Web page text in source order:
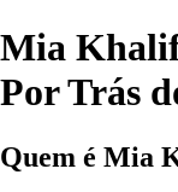
Mia
Por Trás
Quem é Mia